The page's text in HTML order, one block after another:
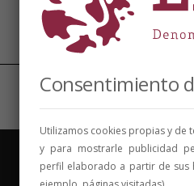
Consentimiento
Utilizamos cookies propias y de
y para mostrarle publicidad
perfil elaborado a partir de sus